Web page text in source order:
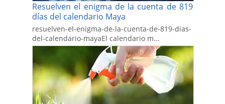
Resuelven el enigma de la cuenta de 819
días del calendario Maya
resuelven-el-enigma-de-la-cuenta-de-819-dias-
del-calendario-mayaEl calendario m...